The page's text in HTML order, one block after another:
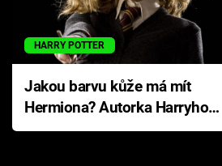
HARRY POTTER
Jakou barvu kůže má mít
Hermiona? Autorka Harryho
Pottera přišla s ráznou